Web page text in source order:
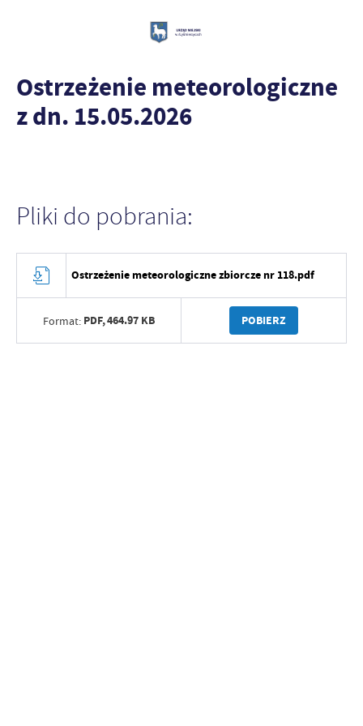
Ostrzeżenie meteorologiczne
z dn. 15.05.2026
Pliki do pobrania:
Ostrzeżenie meteorologiczne zbiorcze nr 118.pdf
Format: PDF,464.97 KB POBIERZ